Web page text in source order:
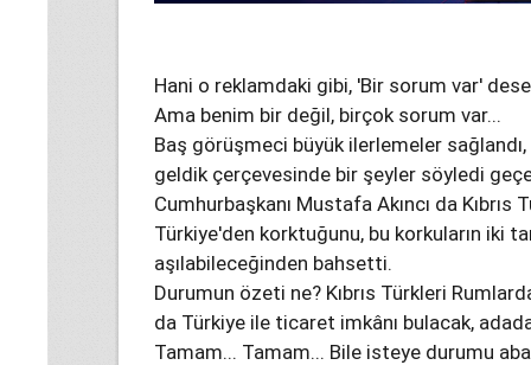
Hani o reklamdaki gibi, 'Bir sorum var'
Ama benim bir değil, birçok sorum var...
Baş görüşmeci büyük ilerlemeler
geldik çerçevesinde bir şeyler söyledi
Cumhurbaşkanı Mustafa Akıncı da Kıbrıs
Türkiye'den korktuğunu, bu korkuların iki
aşılabileceğinden bahsetti.
Durumun özeti ne? Kıbrıs Türkleri
da Türkiye ile ticaret imkânı bulacak,
Tamam... Tamam... Bile isteye durumu